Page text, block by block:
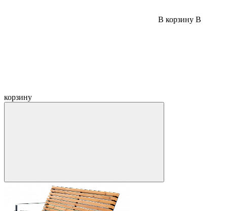
В корзину В
корзину